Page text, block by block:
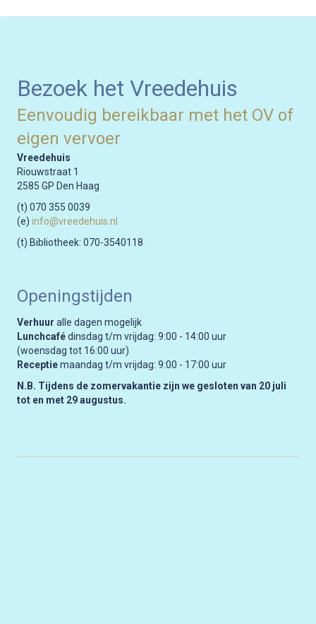
Bezoek het Vreedehuis
Eenvoudig bereikbaar met het OV of
eigen vervoer
Vreedehuis
Riouwstraat 1
2585 GP Den Haag
(t) 070 355 0039
(e) info@vreedehuis.nl
(t) Bibliotheek: 070-3540118
Openingstijden
Verhuur alle dagen mogelijk
Lunchcafédinsdag t/m vrijdag: 9:00 - 14:00 uur
(woensdag tot 16:00 uur)
Receptiemaandag t/m vrijdag: 9:00 - 17:00 uur
N.B. Tijdens de zomervakantie zijn we gesloten van 20 juli
tot en met 29 augustus.